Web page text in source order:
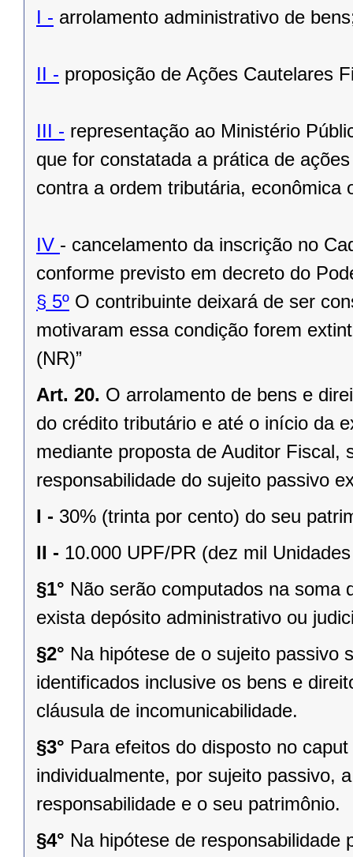
I - arrolamento administrativo de
II - proposição de Ações Cautelares
III - representação ao Ministério
que for constatada a prática de
contra a ordem tributária, econômica
IV - cancelamento da inscrição no
conforme previsto em decreto do
§ 5º O contribuinte deixará de ser
motivaram essa condição forem
(NR)”
Art. 20. O arrolamento de bens e
do crédito tributário e até o início da
mediante proposta de Auditor Fiscal,
responsabilidade do sujeito passivo
I - 30% (trinta por cento) do seu
II - 10.000 UPF/PR (dez mil
§1° Não serão computados na soma
exista depósito administrativo ou
§2° Na hipótese de o sujeito passivo
identificados inclusive os bens e
cláusula de incomunicabilidade.
§3° Para efeitos do disposto no
individualmente, por sujeito passivo,
responsabilidade e o seu patrimônio.
§4° Na hipótese de responsabilidade